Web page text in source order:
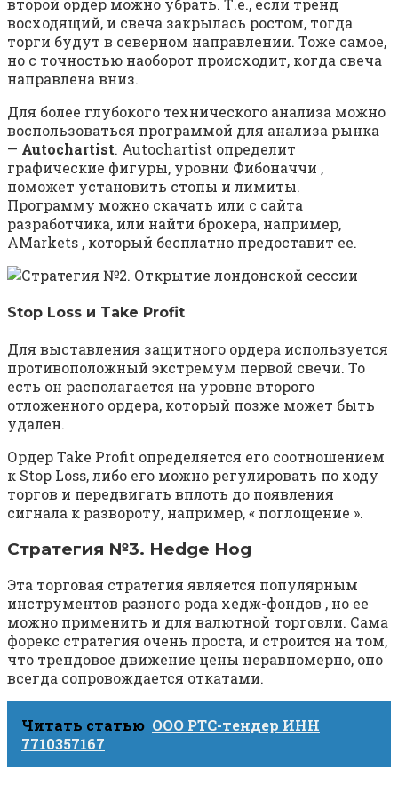
второй ордер можно убрать. Т.е., если тренд
восходящий, и свеча закрылась ростом, тогда
торги будут в северном направлении. Тоже самое,
но с точностью наоборот происходит, когда свеча
направлена вниз.
Для более глубокого технического анализа можно
воспользоваться программой для анализа рынка
— Autochartist. Autochartist определит
графические фигуры, уровни Фибоначчи ,
поможет установить стопы и лимиты.
Программу можно скачать или с сайта
разработчика, или найти брокера, например,
AMarkets , который бесплатно предоставит ее.
Stop Loss и Take Profit
Для выставления защитного ордера используется
противоположный экстремум первой свечи. То
есть он располагается на уровне второго
отложенного ордера, который позже может быть
удален.
Ордер Take Profit определяется его соотношением
к Stop Loss, либо его можно регулировать по ходу
торгов и передвигать вплоть до появления
сигнала к развороту, например, « поглощение ».
Стратегия №3. Hedge Hog
Эта торговая стратегия является популярным
инструментов разного рода хедж-фондов , но ее
можно применить и для валютной торговли. Сама
форекс стратегия очень проста, и строится на том,
что трендовое движение цены неравномерно, оно
всегда сопровождается откатами.
Читать статью ООО РТС-тендер ИНН
7710357167